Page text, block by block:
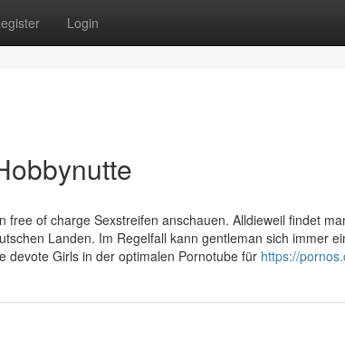
Login
of charge Sexstreifen anschauen. Alldieweil findet
Landen. Im Regelfall kann gentleman sich immer
devote Girls in der optimalen Pornotube für https://